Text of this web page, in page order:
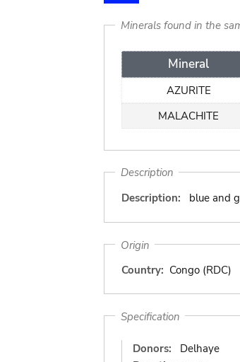
Minerals found in the
Mineral
AZURITE
MALACHITE
Description
Description:
blue and
Origin
Country: Congo (RDC)
Specification
Donors:
Delhaye